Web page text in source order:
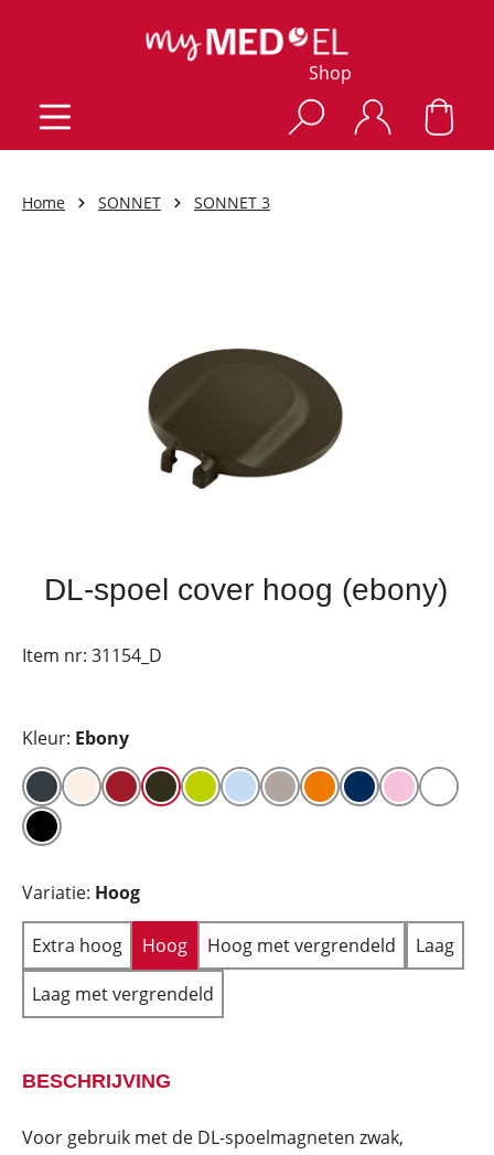
Shop
Home SONNET SONNET 3
DL-spoel cover hoog (ebony)
Item nr: 31154_D
Kleur: Ebony
Variatie: Hoog
Extra hoog Hoog Hoog met vergrendeld
Laag
Laag met vergrendeld
BESCHRIJVING
Voor gebruik met de DL-spoelmagneten zwak,